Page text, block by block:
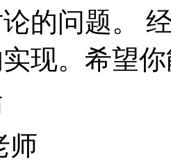
的问题。
现。希望
师